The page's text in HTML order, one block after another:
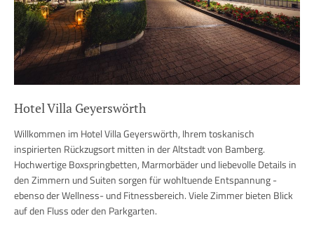
Hotel Villa Geyerswörth
Willkommen im Hotel Villa Geyerswörth, Ihrem toskanisch
inspirierten Rückzugsort mitten in der Altstadt von Bamberg.
Hochwertige Boxspringbetten, Marmorbäder und liebevolle Details in
den Zimmern und Suiten sorgen für wohltuende Entspannung -
ebenso der Wellness- und Fitnessbereich. Viele Zimmer bieten Blick
auf den Fluss oder den Parkgarten.